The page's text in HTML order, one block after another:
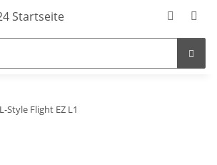
L-Style Flight EZ L1